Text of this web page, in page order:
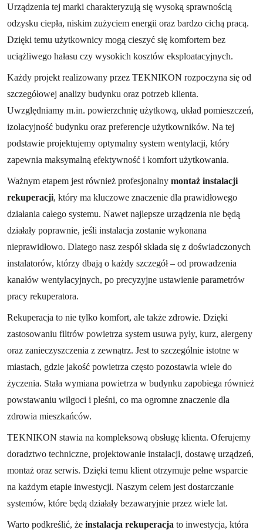
Urządzenia tej marki charakteryzują się wysoką sprawnością
odzysku ciepła, niskim zużyciem energii oraz bardzo cichą pracą.
Dzięki temu użytkownicy mogą cieszyć się komfortem bez
uciążliwego hałasu czy wysokich kosztów eksploatacyjnych.
Każdy projekt realizowany przez TEKNIKON rozpoczyna się od
szczegółowej analizy budynku oraz potrzeb klienta.
Uwzględniamy m.in. powierzchnię użytkową, układ pomieszczeń,
izolacyjność budynku oraz preferencje użytkowników. Na tej
podstawie projektujemy optymalny system wentylacji, który
zapewnia maksymalną efektywność i komfort użytkowania.
Ważnym etapem jest również profesjonalny montaż instalacji
rekuperacji, który ma kluczowe znaczenie dla prawidłowego
działania całego systemu. Nawet najlepsze urządzenia nie będą
działały poprawnie, jeśli instalacja zostanie wykonana
nieprawidłowo. Dlatego nasz zespół składa się z doświadczonych
instalatorów, którzy dbają o każdy szczegół – od prowadzenia
kanałów wentylacyjnych, po precyzyjne ustawienie parametrów
pracy rekuperatora.
Rekuperacja to nie tylko komfort, ale także zdrowie. Dzięki
zastosowaniu filtrów powietrza system usuwa pyły, kurz, alergeny
oraz zanieczyszczenia z zewnątrz. Jest to szczególnie istotne w
miastach, gdzie jakość powietrza często pozostawia wiele do
życzenia. Stała wymiana powietrza w budynku zapobiega również
powstawaniu wilgoci i pleśni, co ma ogromne znaczenie dla
zdrowia mieszkańców.
TEKNIKON stawia na kompleksową obsługę klienta. Oferujemy
doradztwo techniczne, projektowanie instalacji, dostawę urządzeń,
montaż oraz serwis. Dzięki temu klient otrzymuje pełne wsparcie
na każdym etapie inwestycji. Naszym celem jest dostarczanie
systemów, które będą działały bezawaryjnie przez wiele lat.
Warto podkreślić, że instalacja rekuperacja to inwestycja, która